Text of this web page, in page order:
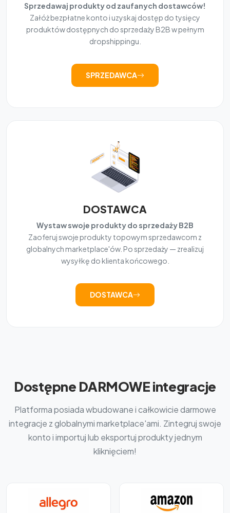
Sprzedawaj produkty od zaufanych dostawców!
Załóż bezpłatne konto i uzyskaj dostęp do tysięcy
produktów dostępnych do sprzedaży B2B w pełnym
dropshippingu.
SPRZEDAWCA
DOSTAWCA
Wystaw swoje produkty do sprzedaży B2B
Zaoferuj swoje produkty topowym sprzedawcom z
globalnych marketplace'ów. Po sprzedaży — zrealizuj
wysyłkę do klienta końcowego.
DOSTAWCA
Dostępne DARMOWE integracje
Platforma posiada wbudowane i całkowicie darmowe
integracje z globalnymi marketplace'ami. Zintegruj swoje
konto i importuj lub eksportuj produkty jednym
kliknięciem!